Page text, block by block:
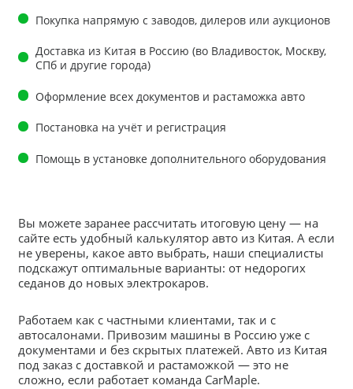
Покупка напрямую с заводов, дилеров или аукционов
Доставка из Китая в Россию (во Владивосток, Москву,
СПб и другие города)
Оформление всех документов и растаможка авто
Постановка на учёт и регистрация
Помощь в установке дополнительного оборудования
Вы можете заранее рассчитать итоговую цену — на
сайте есть удобный калькулятор авто из Китая. А если
не уверены, какое авто выбрать, наши специалисты
подскажут оптимальные варианты: от недорогих
седанов до новых электрокаров.
Работаем как с частными клиентами, так и с
автосалонами. Привозим машины в Россию уже с
документами и без скрытых платежей. Авто из Китая
под заказ с доставкой и растаможкой — это не
сложно, если работает команда CarMaple.